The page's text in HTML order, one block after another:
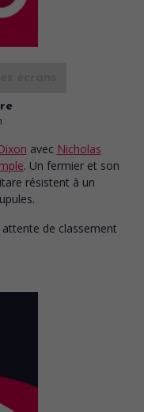
avec Nicholas
. Un fermier et son
résistent à un